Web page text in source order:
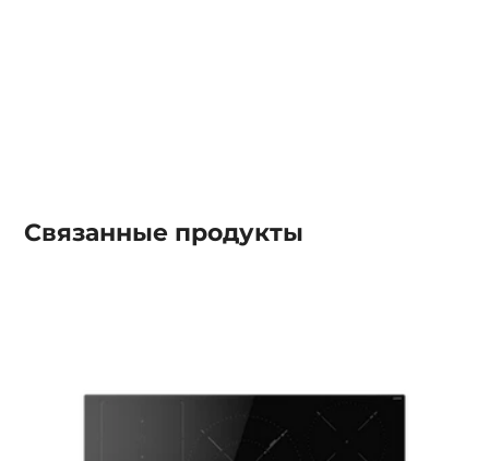
Связанные продукты